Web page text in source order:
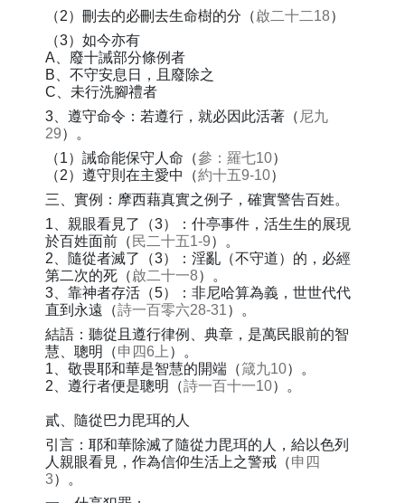
（2）刪去的必刪去生命樹的分（啟二十二18）
（3）如今亦有
A、廢十誡部分條例者
B、不守安息日，且廢除之
C、未行洗腳禮者
3、遵守命令：若遵行，就必因此活著（ 尼九
29）。
（1）誡命能保守人命（參：羅七10）
（2）遵守則在主愛中（約十五9-10）
三、實例：摩西藉真實之例子，確實警告百姓。
1、親眼看見了（3）：什亭事件，活生生的展現
於百姓面前（ 民二十五1-9）。
2、隨從者滅了（3）：淫亂（不守道）的，必經
第二次的死（啟二十一8）。
3、靠神者存活（5）：非尼哈算為義，世世代代
直到永遠（詩一百零六28-31）。
結語：聽從且遵行律例、典章，是萬民眼前的智
慧、聰明（申四6上 ）。
1、敬畏耶和華是智慧的開端（箴九10）。
2、遵行者便是聰明（詩一百十一10）。
貳、隨從巴力毘珥的人
引言：耶和華除滅了隨從力毘珥的人，給以色列
人親眼看見，作為信仰生活上之警戒（申四
3）。